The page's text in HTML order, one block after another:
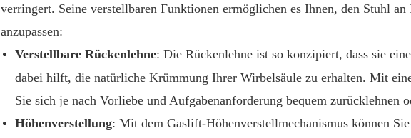
verringert. Seine verstellbaren Funktionen ermöglichen es Ihnen, den Stuhl
anzupassen:
Verstellbare Rückenlehne: Die Rückenlehne ist so konzipiert, dass sie
dabei hilft, die natürliche Krümmung Ihrer Wirbelsäule zu erhalten. Mit
Sie sich je nach Vorliebe und Aufgabenanforderung bequem zurücklehnen
Höhenverstellung: Mit dem Gaslift-Höhenverstellmechanismus können